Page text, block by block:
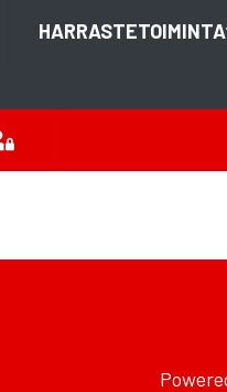
HARRASTETOIMINTA